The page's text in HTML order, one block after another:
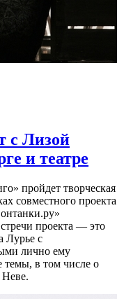
с Лизой
и театре
пройдет творческая
совместного проекта
проекта — это
Лурье с
лично ему
темы, в том числе о
Неве.